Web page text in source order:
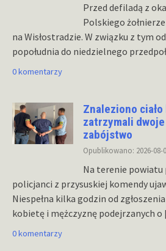
Przed defiladą z
Polskiego
na Wisłostradzie. W związku z tym
popołudnia do niedzielnego
0 komentarzy
Znaleziono
zatrzymali
zabójstwo
Opublikowano: 2026-08-
Na terenie powiatu
policjanci z przysuskiej komendy
Niespełna kilka godzin od
kobietę i mężczyznę podejrzanych o
0 komentarzy